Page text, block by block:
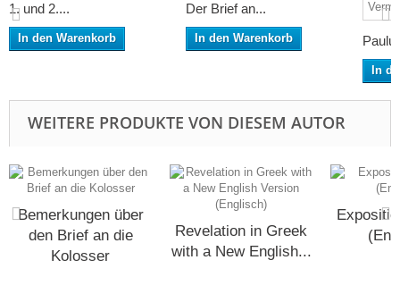
1. und 2....
In den Warenkorb
Der Brief an...
In den Warenkorb
In
WEITERE PRODUKTE VON DIESEM AUTOR
Bemerkungen über
den Brief an die
Kolosser
Revelation in Greek
with a New English...